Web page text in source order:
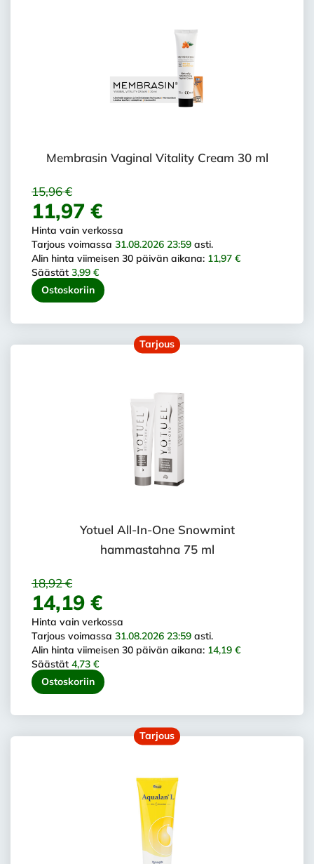
Membrasin Vaginal Vitality Cream 30 ml
15,96 €
11,97 €
Hinta vain verkossa
Tarjous voimassa 31.08.2026 23:59 asti.
Alin hinta viimeisen 30 päivän aikana: 11,97 €
Säästät 3,99 €
Ostoskoriin
Tarjous
Yotuel All-In-One Snowmint
hammastahna 75 ml
18,92 €
14,19 €
Hinta vain verkossa
Tarjous voimassa 31.08.2026 23:59 asti.
Alin hinta viimeisen 30 päivän aikana: 14,19 €
Säästät 4,73 €
Ostoskoriin
Tarjous